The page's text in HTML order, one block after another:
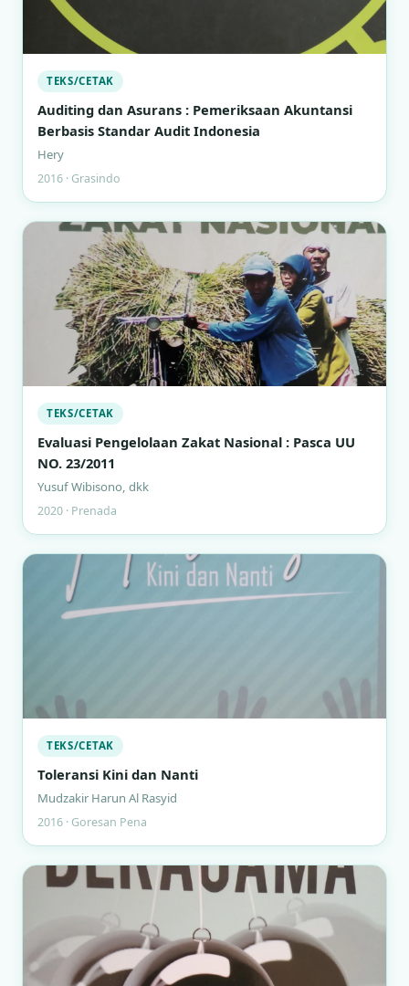
TEKS/CETAK
Auditing dan Asurans : Pemeriksaan Akuntansi
Berbasis Standar Audit Indonesia
Hery
2016 · Grasindo
TEKS/CETAK
Evaluasi Pengelolaan Zakat Nasional : Pasca UU
NO. 23/2011
Yusuf Wibisono, dkk
2020 · Prenada
TEKS/CETAK
Toleransi Kini dan Nanti
Mudzakir Harun Al Rasyid
2016 · Goresan Pena